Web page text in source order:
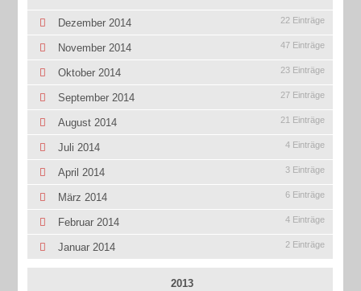
Dezember 2014 22 Einträge
November 2014 47 Einträge
Oktober 2014 23 Einträge
September 2014 27 Einträge
August 2014 21 Einträge
Juli 2014 4 Einträge
April 2014 3 Einträge
März 2014 6 Einträge
Februar 2014 4 Einträge
Januar 2014 2 Einträge
2013